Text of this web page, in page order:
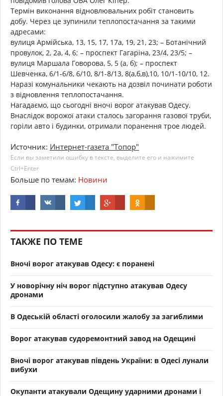
Термін виконання відновлювальних робіт становить
добу. Через це зупинили теплопостачання за такими
адресами:
вулиця Армійська, 13, 15, 17, 17а, 19, 21, 23; – Ботанічний
провулок, 2, 2а, 4, 6; – проспект Гагаріна, 23/4, 23/5; –
вулиця Маршала Говорова, 5, 5 (а, б); – проспект
Шевченка, 6/1-6/8, 6/10, 8/1-8/13, 8(а,б,в),10, 10/1-10/10, 12.
Наразі комунальники чекають на дозвіл починати роботи
з відновлення теплопостачання.
Нагадаємо, що сьогодні вночі ворог атакував Одесу.
Внаслідок ворожої атаки сталось загорання газової труби,
горіли авто і будинки, отримали поранення трое людей.
Источник: Интернет-газета "Топор"
Если вы заметили ошибку в тексте, выделите его и нажимите
Ctrl+Enter
Больше по темам: Новини
ТАКЖЕ ПО ТЕМЕ
Вночі ворог атакував Одесу: є поранені
У новорічну ніч ворог підступно атакував Одесу
дронами
В Одеській області оголосили жалобу за загиблими
Ворог атакував судоремонтний завод на Одещині
Вночі ворог атакував південь України: в Одесі лунали
вибухи
Окупанти атакували Одещину ударними дронами і